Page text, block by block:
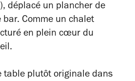
déplacé un plancher de
Comme un chalet
en plein cœur du
table plutôt originale dans